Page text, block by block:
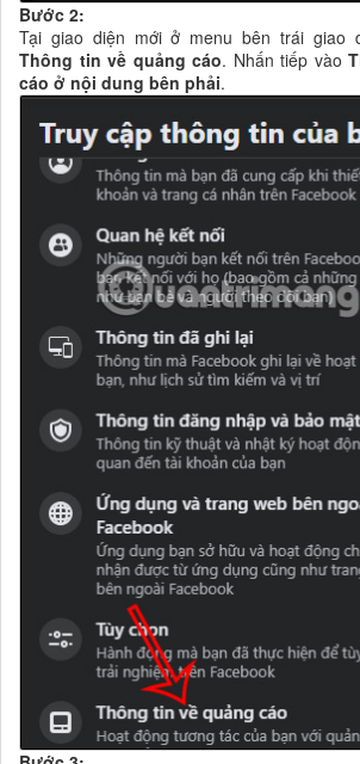
Bước 2:
Tại giao diện mới ở menu bên trái giao
Thông tin về quảng cáo. Nhấn tiếp vào
cáo ở nội dung bên phải.